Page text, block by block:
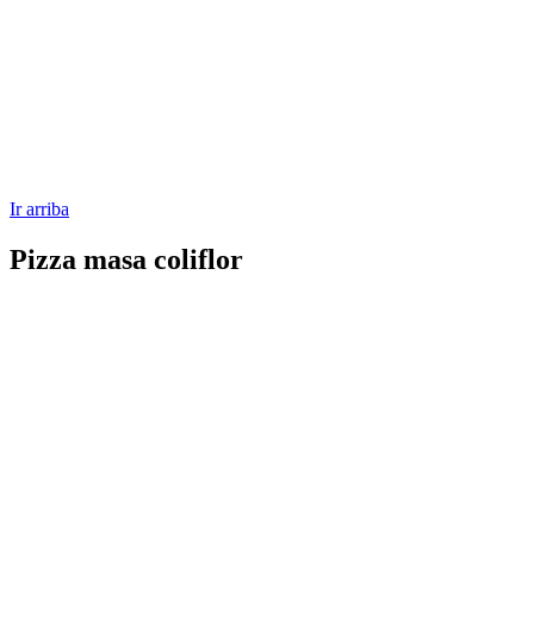
Ir arriba
Pizza masa coliflor